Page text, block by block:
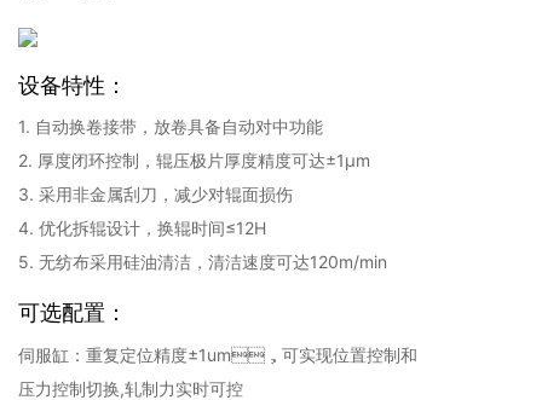
设备特性：
1. 自动换卷接带，放卷具备自动对中功能
2. 厚度闭环控制，辊压极片厚度精度可达±1µm
3. 采用非金属刮刀，减少对辊面损伤
4. 优化拆辊设计，换辊时间≤12H
5. 无纺布采用硅油清洁，清洁速度可达120m/min
可选配置：
伺服缸：重复定位精度±1um，可实现位置控制和
压力控制切换,轧制力实时可控